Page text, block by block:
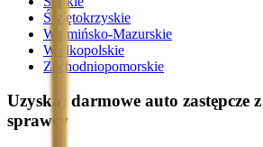
Świętokrzyskie
Warmińsko-Mazurskie
Wielkopolskie
Zachodniopomorskie
Uzyskaj darmowe auto zastępcze
sprawcy